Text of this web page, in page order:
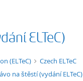
ELTeC)
(ELTeC)
Czech ELTeC
na štěstí (vydání ELTeC)